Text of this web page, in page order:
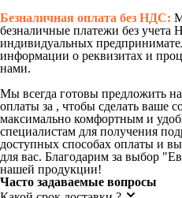
Безналичная оплата без НДС:
безналичные платежи без
индивидуальных
информации о реквизитах и
нами.
Мы всегда готовы предложить
оплаты за , чтобы сделать ваше
максимально комфортным и
специалистам для получения
доступных способах оплаты и
для вас. Благодарим за выбор
нашей продукции!
Часто задаваемые вопросы